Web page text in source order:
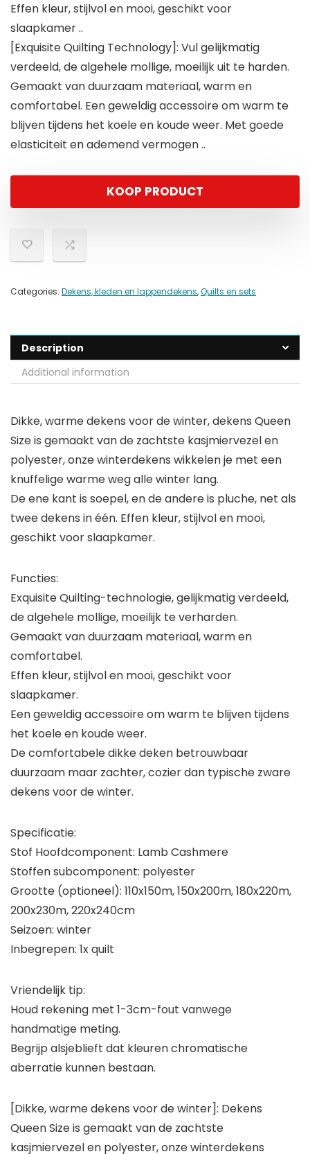
Effen kleur, stijlvol en mooi, geschikt voor
slaapkamer ..
[Exquisite Quilting Technology]: Vul gelijkmatig
verdeeld, de algehele mollige, moeilijk uit te harden.
Gemaakt van duurzaam materiaal, warm en
comfortabel. Een geweldig accessoire om warm te
blijven tijdens het koele en koude weer. Met goede
elasticiteit en ademend vermogen ..
KOOP PRODUCT
Categories: Dekens, kleden en lappendekens,Quilts en sets
Description
Additional information
Dikke, warme dekens voor de winter, dekens Queen
Size is gemaakt van de zachtste kasjmiervezel en
polyester, onze winterdekens wikkelen je met een
knuffelige warme weg alle winter lang.
De ene kant is soepel, en de andere is pluche, net als
twee dekens in één. Effen kleur, stijlvol en mooi,
geschikt voor slaapkamer.
Functies:
Exquisite Quilting-technologie, gelijkmatig verdeeld,
de algehele mollige, moeilijk te verharden.
Gemaakt van duurzaam materiaal, warm en
comfortabel.
Effen kleur, stijlvol en mooi, geschikt voor
slaapkamer.
Een geweldig accessoire om warm te blijven tijdens
het koele en koude weer.
De comfortabele dikke deken betrouwbaar
duurzaam maar zachter, cozier dan typische zware
dekens voor de winter.
Specificatie:
Stof Hoofdcomponent: Lamb Cashmere
Stoffen subcomponent: polyester
Grootte (optioneel): 110x150m, 150x200m, 180x220m,
200x230m, 220x240cm
Seizoen: winter
Inbegrepen: 1x quilt
Vriendelijk tip:
Houd rekening met 1-3cm-fout vanwege
handmatige meting.
Begrijp alsjeblieft dat kleuren chromatische
aberratie kunnen bestaan.
[Dikke, warme dekens voor de winter]: Dekens
Queen Size is gemaakt van de zachtste
kasjmiervezel en polyester, onze winterdekens